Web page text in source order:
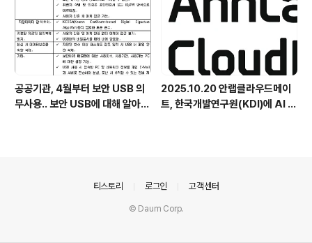
공공기관, 4월부터 보안 USB 의
무사용.. 보안 USB에 대해 알아봅
2025.10.20 안랩클라우드메이
트, 한국개발연구원(KDI)에 AI 어
티스토리 로그인 고객센터
© Daum Corp.